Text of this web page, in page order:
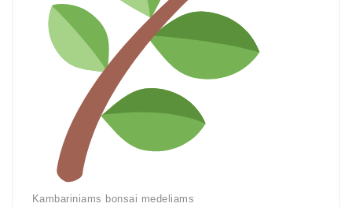
Kambariniams bonsai medeliams